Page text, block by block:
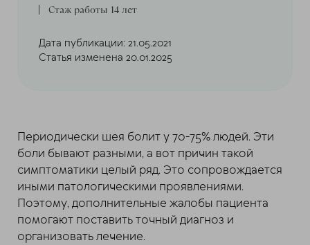
Стаж работы 14 лет
Дата публикации: 21.05.2021
Статья изменена 20.01.2025
Периодически шея болит у 70-75% людей. Эти
боли бывают разными, а вот причин такой
симптоматики целый ряд. Это сопровождается
иными патологическими проявлениями.
Поэтому, дополнительные жалобы пациента
помогают поставить точный диагноз и
организовать лечение.